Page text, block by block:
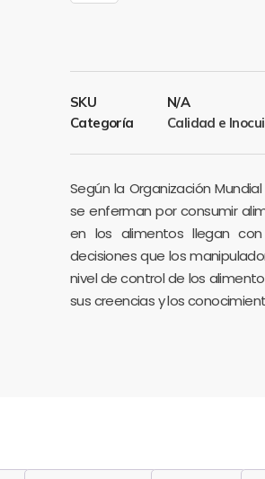
SKU
N/A
Categoría
Calidad e
Según la Organización
se enferman por consumir
en los alimentos llegan
decisiones que los
nivel de control de los
sus creencias y los